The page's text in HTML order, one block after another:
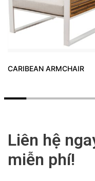
CARIBEAN ARMCHAIR
Liên hệ
miễn phí!